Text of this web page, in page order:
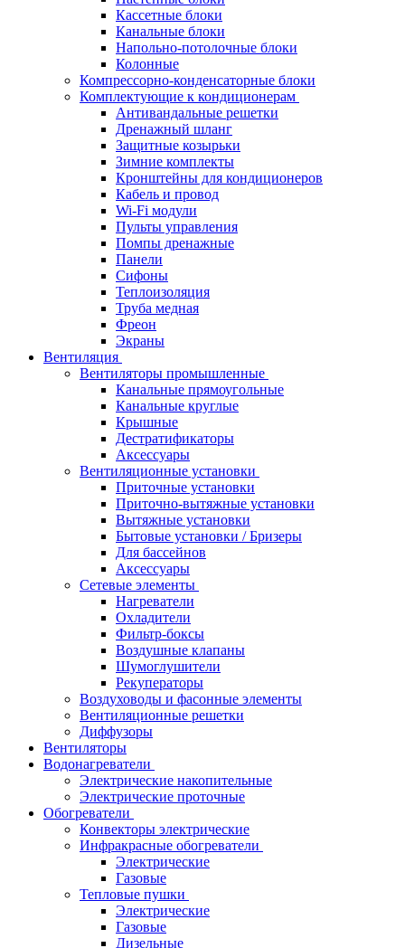
Кассетные блоки
Канальные блоки
Напольно-потолочные блоки
Колонные
Компрессорно-конденсаторные блоки
Комплектующие к кондиционерам
Антивандальные решетки
Дренажный шланг
Защитные козырьки
Зимние комплекты
Кронштейны для кондиционеров
Кабель и провод
Wi-Fi модули
Пульты управления
Помпы дренажные
Панели
Сифоны
Теплоизоляция
Труба медная
Фреон
Экраны
Вентиляция
Вентиляторы промышленные
Канальные прямоугольные
Канальные круглые
Крышные
Дестратификаторы
Аксессуары
Вентиляционные установки
Приточные установки
Приточно-вытяжные установки
Вытяжные установки
Бытовые установки / Бризеры
Для бассейнов
Аксессуары
Сетевые элементы
Нагреватели
Охладители
Фильтр-боксы
Воздушные клапаны
Шумоглушители
Рекуператоры
Воздуховоды и фасонные элементы
Вентиляционные решетки
Диффузоры
Вентиляторы
Водонагреватели
Электрические накопительные
Электрические проточные
Обогреватели
Конвекторы электрические
Инфракрасные обогреватели
Электрические
Газовые
Тепловые пушки
Электрические
Газовые
Дизельные